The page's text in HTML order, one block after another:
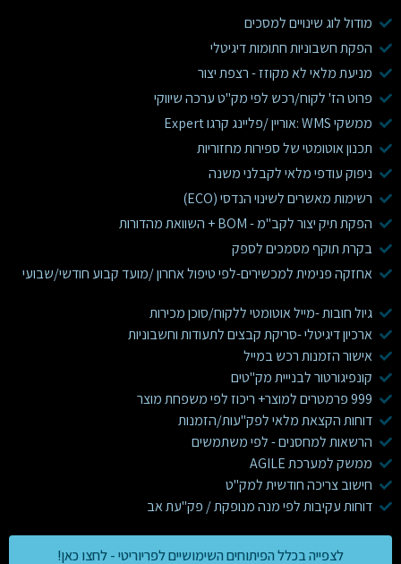
מודול לוג שינויים למסכים
הפקת חשבוניות חתומות דיגיטלי
מניעת מלאי לא מקוזז - רצפת יצור
פרוט הז' לקוח/רכש לפי מק"ט ערכה שיווקי
ממשקי WMS :אוריין /פליינג קרגו Expert
תכנון אוטומטי של ספירות מחזוריות
ניפוק עודפי מלאי לקבלני משנה
רשימות מאשרים לשינוי הנדסי (ECO)
הפקת תיק יצור לקב"מ - BOM + השוואת מהדורות
בקרת תוקף מסמכים לספק
אחזקה פנימית למכשירים-לפי טיפול אחרון /מועד קבוע חודשי/שבועי
גיול חובות -מייל אוטומטי ללקוח/סוכן מכירות
ארכיון דיגיטלי -סריקת קבצים לתעודות וחשבוניות
אישור הזמנות רכש במייל
קונפיגורטור לבנייית מק"טים
999 פרמטרים למוצר+ ריכוז לפי משפחת מוצר
דוחות הקצאת מלאי לפק"עות/הזמנות
הרשאות למחסנים - לפי משתמשים
ממשק למערכת AGILE
חישוב צריכה חודשית למק"ט
דוחות עקיבות לפי מנה מנופקת / פק"עת אב
לצפייה בכלל הפיתוחים השימושיים לפריוריטי - לחצו כאן!